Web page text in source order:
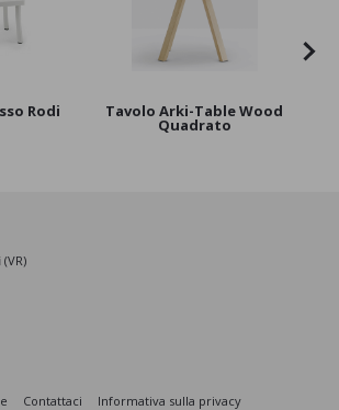
Rodi Tavolo Arki-Table Wood
Quadrato
Contattaci
Informativa sulla privacy